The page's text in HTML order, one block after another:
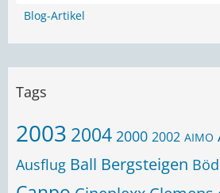
Blog-Artikel
Tags
2003 2004 2000 2002 AIMO
Ausflug Ball Bergsteigen